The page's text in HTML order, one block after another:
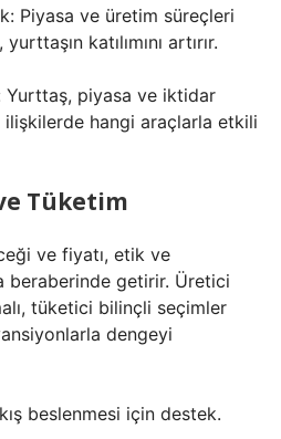
Piyasa ve üretim süreçleri
katılımını artırır.
Yurttaş, piyasa ve iktidar
ilişkilerde hangi araçlarla etkili
Tüketim
ve fiyatı, etik ve
beraberinde getirir. Üretici
tüketici bilinçli seçimler
dengeyi
beslenmesi için destek.